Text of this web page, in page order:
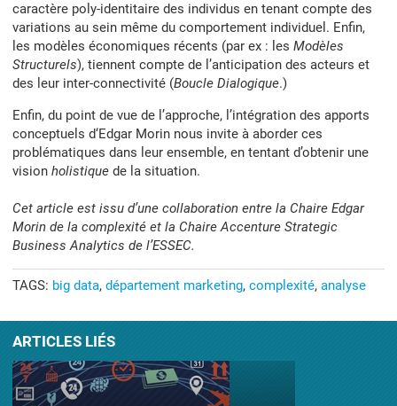
caractère poly-identitaire des individus en tenant compte des
variations au sein même du comportement individuel. Enfin,
les modèles économiques récents (par ex : les Modèles
Structurels), tiennent compte de l’anticipation des acteurs et
des leur inter-connectivité (Boucle Dialogique.)
Enfin, du point de vue de l’approche, l’intégration des apports
conceptuels d‘Edgar Morin nous invite à aborder ces
problématiques dans leur ensemble, en tentant d’obtenir une
vision holistique de la situation.
Cet article est issu d’une collaboration entre la Chaire Edgar
Morin de la complexité et la Chaire Accenture Strategic
Business Analytics de l’ESSEC.
TAGS: big data département marketing complexité analyse
ARTICLES LIÉS